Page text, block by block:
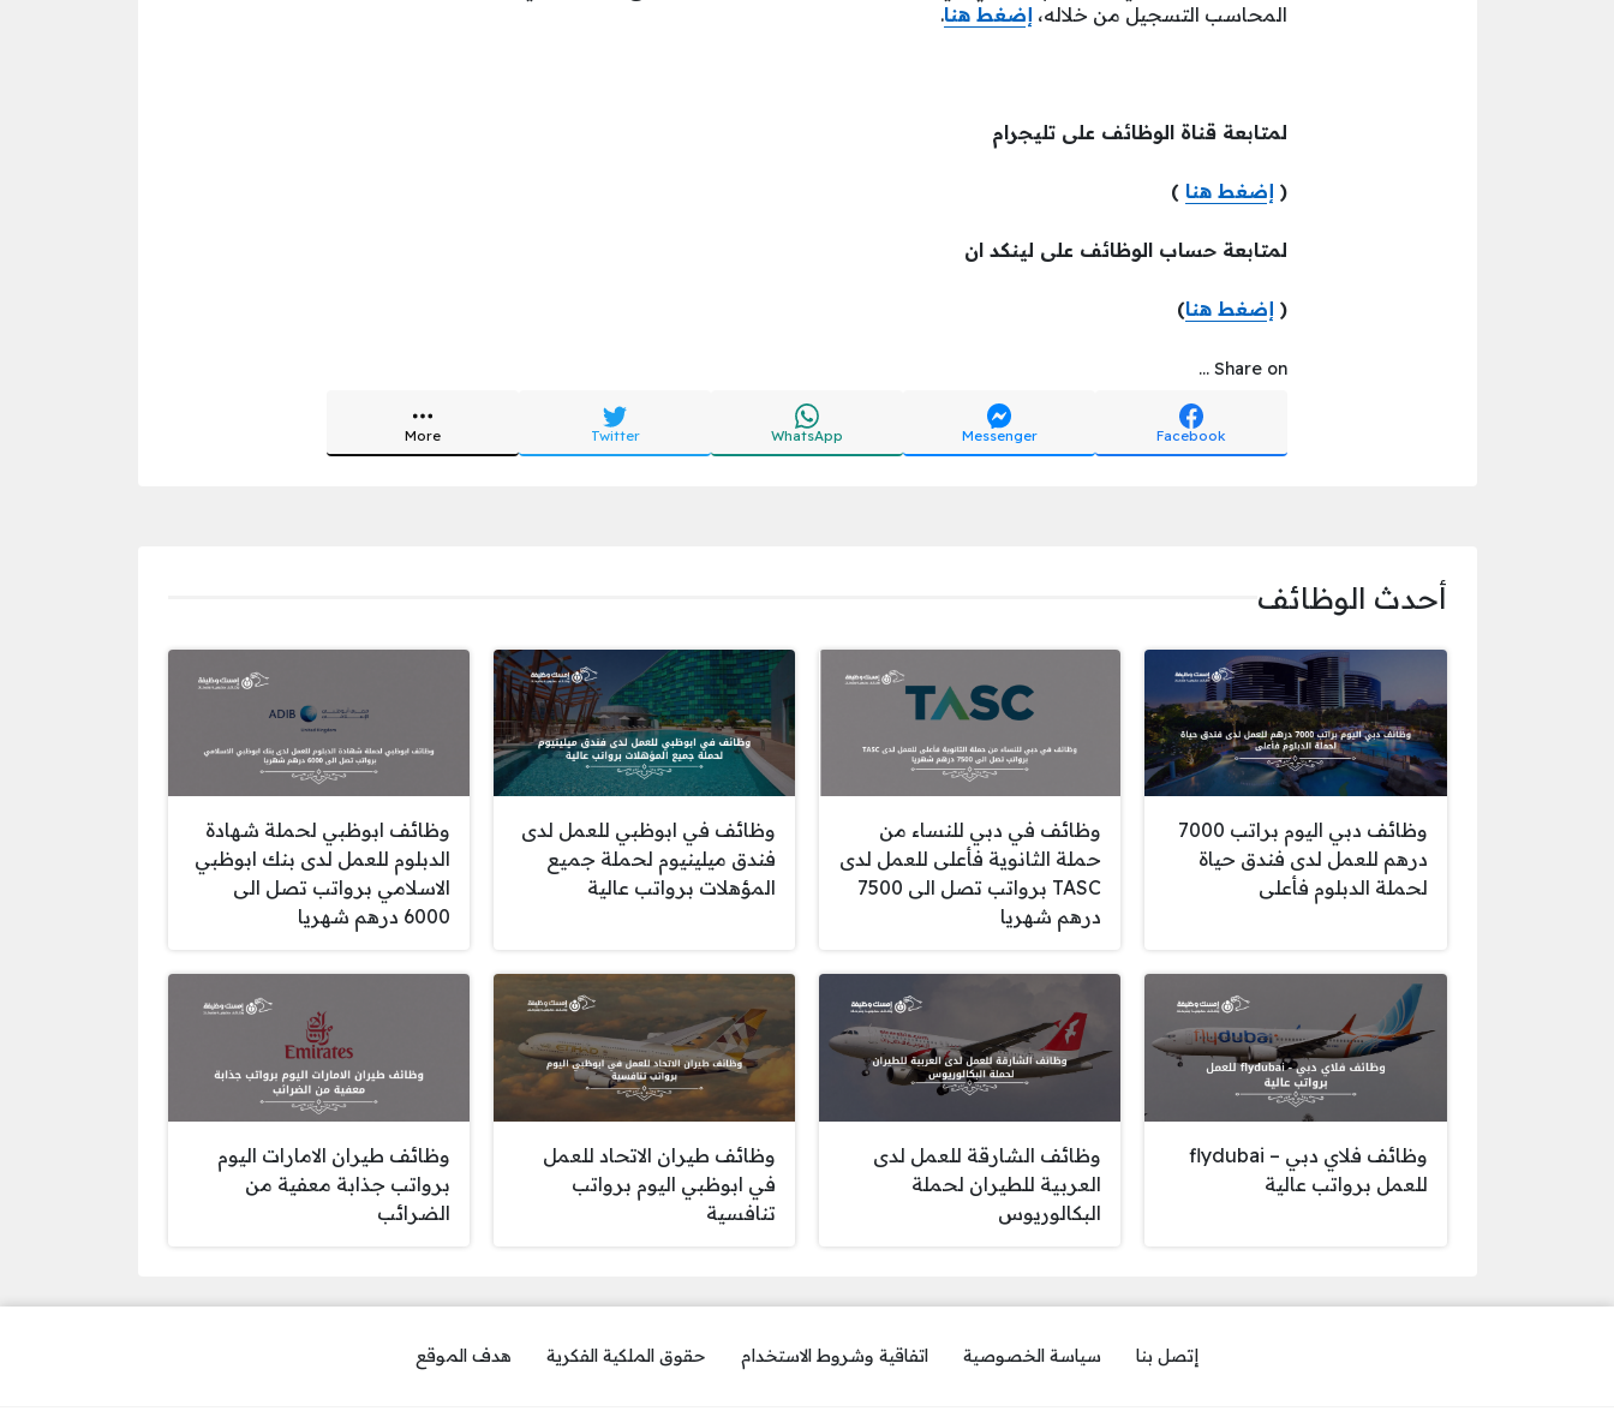
المحاسب التسجيل من خلاله، إضغط هنا.
لمتابعة قناة الوظائف على تليجرام
( إضغط هنا )
لمتابعة حساب الوظائف على لينكد ان
( إضغط هنا)
Share on ...
Facebook
Messenger
WhatsApp
Twitter
More
أحدث الوظائف
وظائف دبي اليوم براتب 7000
درهم للعمل لدى فندق حياة
لحملة الدبلوم فأعلى
وظائف في دبي للنساء من
حملة الثانوية فأعلى للعمل لدى
TASC برواتب تصل الى 7500
درهم شهريا
وظائف في ابوظبي للعمل لدى
فندق ميلينيوم لحملة جميع
المؤهلات برواتب عالية
وظائف ابوظبي لحملة شهادة
الدبلوم للعمل لدى بنك ابوظبي
الاسلامي برواتب تصل الى
6000 درهم شهريا
وظائف فلاي دبي – flydubai
للعمل برواتب عالية
وظائف الشارقة للعمل لدى
العربية للطيران لحملة
البكالوريوس
وظائف طيران الاتحاد للعمل
في ابوظبي اليوم برواتب
تنافسية
وظائف طيران الامارات اليوم
برواتب جذابة معفية من
الضرائب
إتصل بنا سياسة الخصوصية اتفاقية وشروط الاستخدام حقوق الملكية الفكرية هدف الموقع